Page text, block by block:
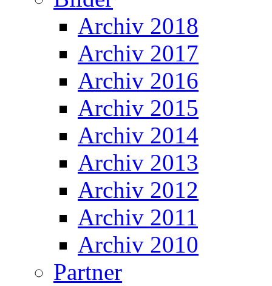
Archiv 2018
Archiv 2017
Archiv 2016
Archiv 2015
Archiv 2014
Archiv 2013
Archiv 2012
Archiv 2011
Archiv 2010
Partner